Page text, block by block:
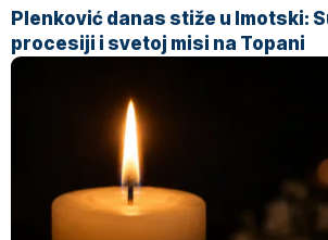
Plenković danas stiže u Imotski:
procesiji i svetoj misi na Topani